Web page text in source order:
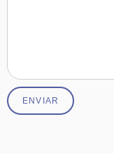
ENVIAR